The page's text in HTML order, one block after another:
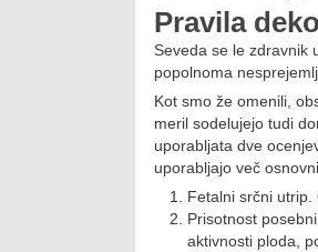
Pravila
Seveda se le zdravnik
popolnoma
Kot smo že omenili,
meril sodelujejo tudi
uporabljata dve
uporabljajo več
Fetalni srčni utrip.
Prisotnost
aktivnosti ploda,